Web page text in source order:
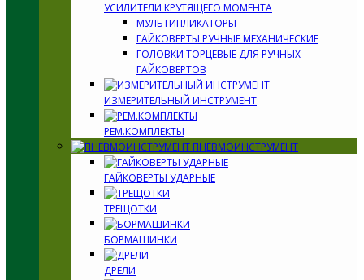
УСИЛИТЕЛИ КРУТЯЩЕГО МОМЕНТА
МУЛЬТИПЛИКАТОРЫ
ГАЙКОВЕРТЫ РУЧНЫЕ МЕХАНИЧЕСКИЕ
ГОЛОВКИ ТОРЦЕВЫЕ ДЛЯ РУЧНЫХ
ГАЙКОВЕРТОВ
ИЗМЕРИТЕЛЬНЫЙ ИНСТРУМЕНТ
РЕМ.КОМПЛЕКТЫ
ПНЕВМОИНСТРУМЕНТ
ГАЙКОВЕРТЫ УДАРНЫЕ
ТРЕЩОТКИ
БОРМАШИНКИ
ДРЕЛИ